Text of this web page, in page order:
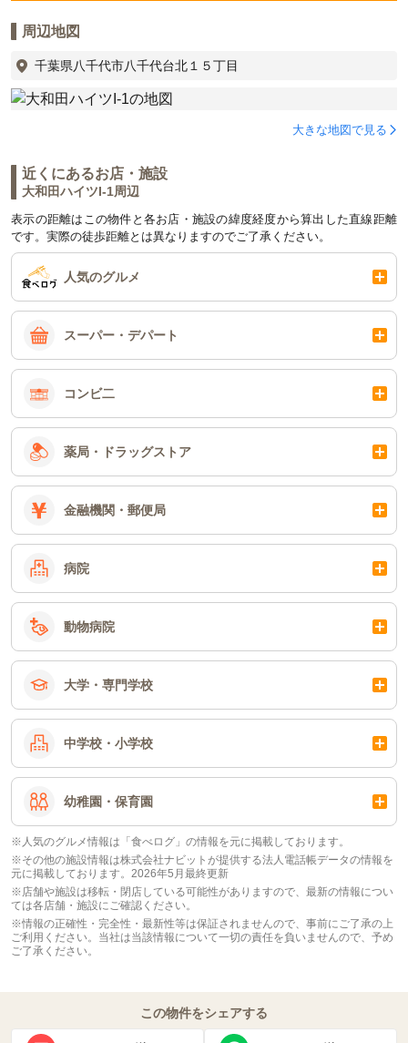
周辺地図
千葉県八千代市八千代台北１５丁目
大きな地図で見る
近くにあるお店・施設
大和田ハイツI-1周辺
表示の距離はこの物件と各お店・施設の緯度経度から算出した直線距離
です。実際の徒歩距離とは異なりますのでご了承ください。
人気のグルメ
スーパー・デパート
コンビ二
薬局・ドラッグストア
金融機関・郵便局
病院
動物病院
大学・専門学校
中学校・小学校
幼稚園・保育園
※人気のグルメ情報は「食べログ」の情報を元に掲載しております。
※その他の施設情報は株式会社ナビットが提供する法人電話帳データの情報を
元に掲載しております。2026年5月最終更新
※店舗や施設は移転・閉店している可能性がありますので、最新の情報につい
ては各店舗・施設にご確認ください。
※情報の正確性・完全性・最新性等は保証されませんので、事前にご了承の上
ご利用ください。当社は当該情報について一切の責任を負いませんので、予め
ご了承ください。
この物件をシェアする